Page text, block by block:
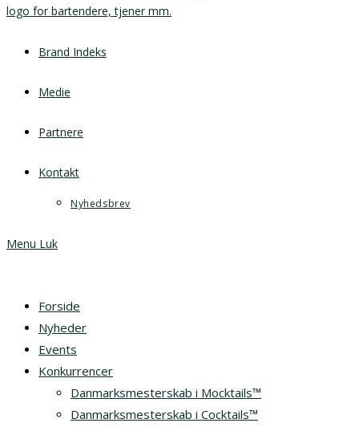
Brand Indeks
Medie
Partnere
Kontakt
Nyhedsbrev
Menu Luk
Forside
Nyheder
Events
Konkurrencer
Danmarksmesterskab i Mocktails™
Danmarksmesterskab i Cocktails™